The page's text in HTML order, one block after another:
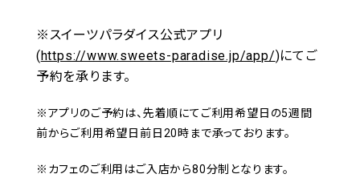
※スイーツパラダイス公式アプリ
( https://www.sweets-paradise.jp/app/)にてご
予約を承ります。
※アプリのご予約は、先着順にてご利用希望日の5週間
前からご利用希望日前日20時まで承っております。
※カフェのご利用はご入店から80分制となります。